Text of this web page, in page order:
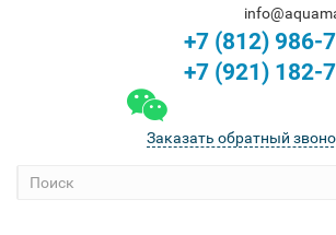
+7 (812) 986-
+7 (921) 182-
Заказать обратный